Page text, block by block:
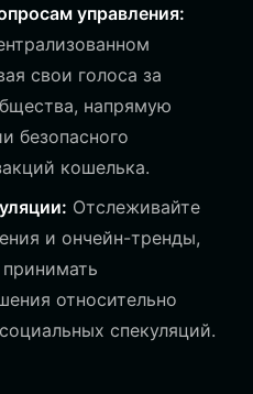
управления:
свои голоса за
напрямую
безопасного
кошелька.
Отслеживайте
и ончейн-тренды,
относительно
спекуляций.